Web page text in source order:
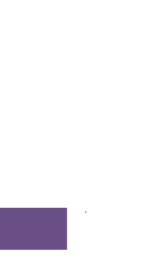
z nás si stále myslí, že je
darování na charitu není
pomoci ostatním.
kde jsou k dispozici